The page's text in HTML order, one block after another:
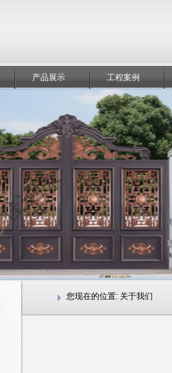
产品展示 工程案例
您现在的位置: 关于我们